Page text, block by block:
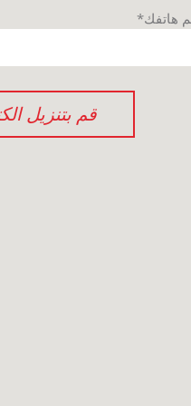
هاتفك*
قم بتنزيل